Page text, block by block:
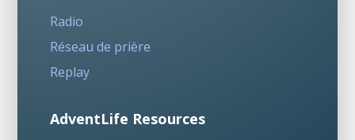
Radio
Réseau de prière
Replay
AdventLife Resources